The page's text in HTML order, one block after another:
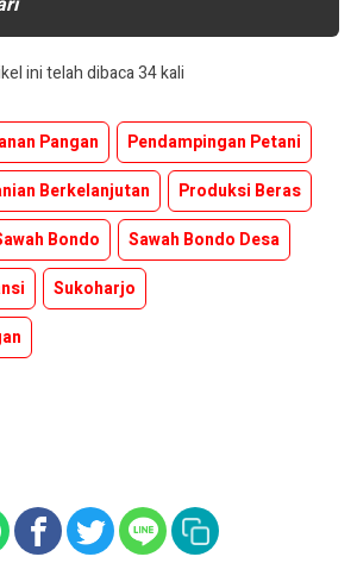
ini telah dibaca 34 kali
Pangan
Pendampingan Petani
Berkelanjutan
Produksi Beras
Bondo
Sawah Bondo Desa
Sukoharjo